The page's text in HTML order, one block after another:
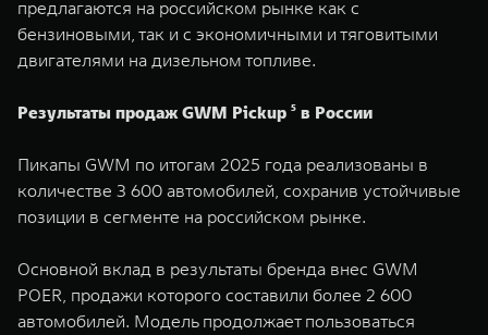
предлагаются на российском рынке как с
бензиновыми, так и с экономичными и тяговитыми
двигателями на дизельном топливе.
Результаты продаж GWM Pickup ⁵ в России
Пикапы GWM по итогам 2025 года реализованы в
количестве 3 600 автомобилей, сохранив устойчивые
позиции в сегменте на российском рынке.
Основной вклад в результаты бренда внес GWM
POER, продажи которого составили более 2 600
автомобилей. Модель продолжает пользоваться